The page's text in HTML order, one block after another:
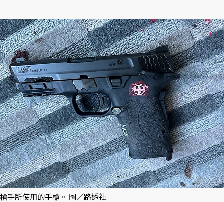
槍手所使用的手槍。 圖／路透社